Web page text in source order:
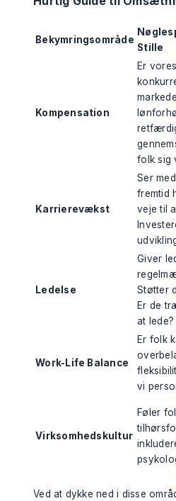
Bekymringsområde
Stille
Kompensation
Er
folk sig
Karrierevækst
Ser
fremtid
veje til
Ledelse
Giver
Støtter
Er de
at lede?
Work-Life Balance
Er folk
vi
Virksomhedskultur
Føler
Ved at dykke ned i disse